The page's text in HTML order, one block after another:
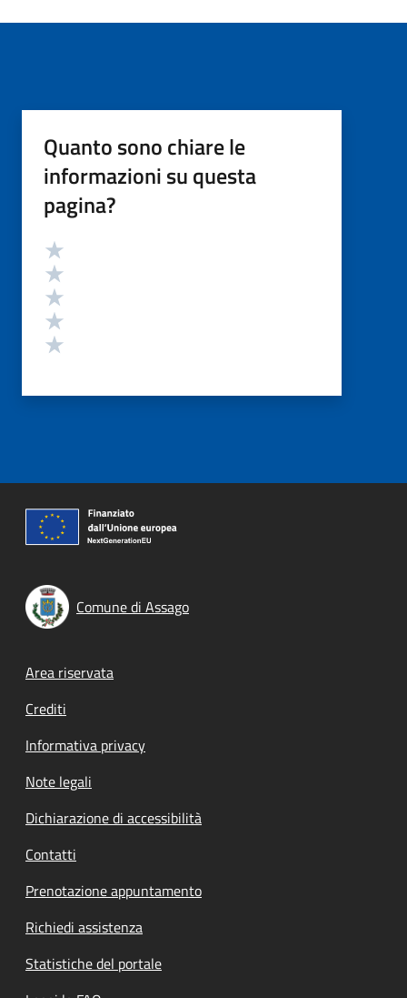
Quanto sono chiare le
informazioni su questa
pagina?
Valutazione
Comune di Assago
Footer menu
Area riservata
Crediti
Informativa privacy
Note legali
Dichiarazione di accessibilità
Contatti
Prenotazione appuntamento
Richiedi assistenza
Statistiche del portale